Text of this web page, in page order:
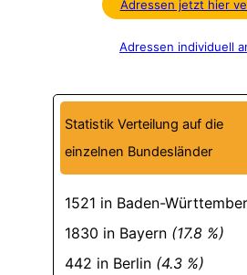
Adressen jetzt hier
Adressen individuell
Statistik Verteilung auf die
einzelnen Bundesländer
1521 in Baden-
1830 in Bayern (17.8 %)
442 in Berlin (4.3 %)